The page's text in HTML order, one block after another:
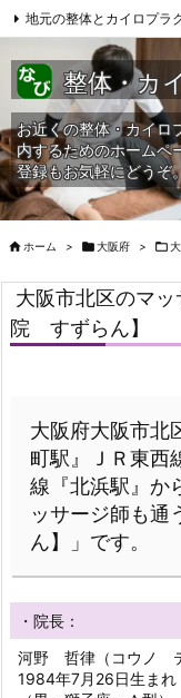
地元の整体とカイロプラ
サイトマップ 当HPへ
整体・カ
お近くの整体・カイロ
内するためのホームペ
登録もお気軽にどうぞ
 ホーム > 大阪府 > 
大阪市北区のマ
院 すずらん】
大阪府大阪市北
町駅』ＪＲ東西
線『北浜駅』か
ッサージ師も
ん】」です。
・院長：
河野 哲律（コウノ テ
1984年7月26日生まれ